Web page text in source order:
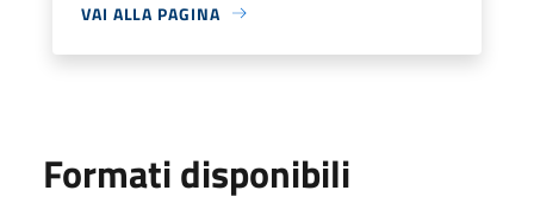
VAI ALLA PAGINA
Formati disponibili